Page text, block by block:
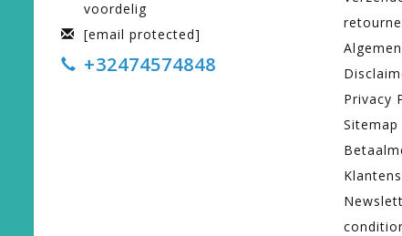
voordelig
[email protected]
+32474574848
Privacy
Sitemap